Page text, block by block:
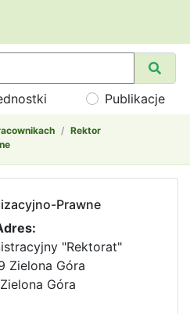
Publikacje
Rektor
Prawne
"Rektorat"
Zielona Góra
Góra